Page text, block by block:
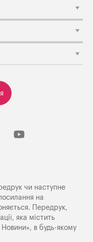
чи наступне
на
Передрук,
яка містить
Новини», в будь-якому